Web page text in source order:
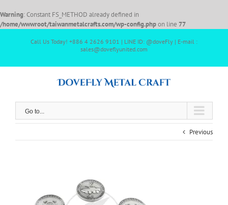
Warning: Constant FS_METHOD already defined in
/home/wwwroot/taiwanmetalcrafts.com/wp-config.phpon line 77
Call Us Today! +886 4 2626 9101 | LINE ID: @doveFly | E-mail :
sales@doveflyunited.com
Go to...
Previous